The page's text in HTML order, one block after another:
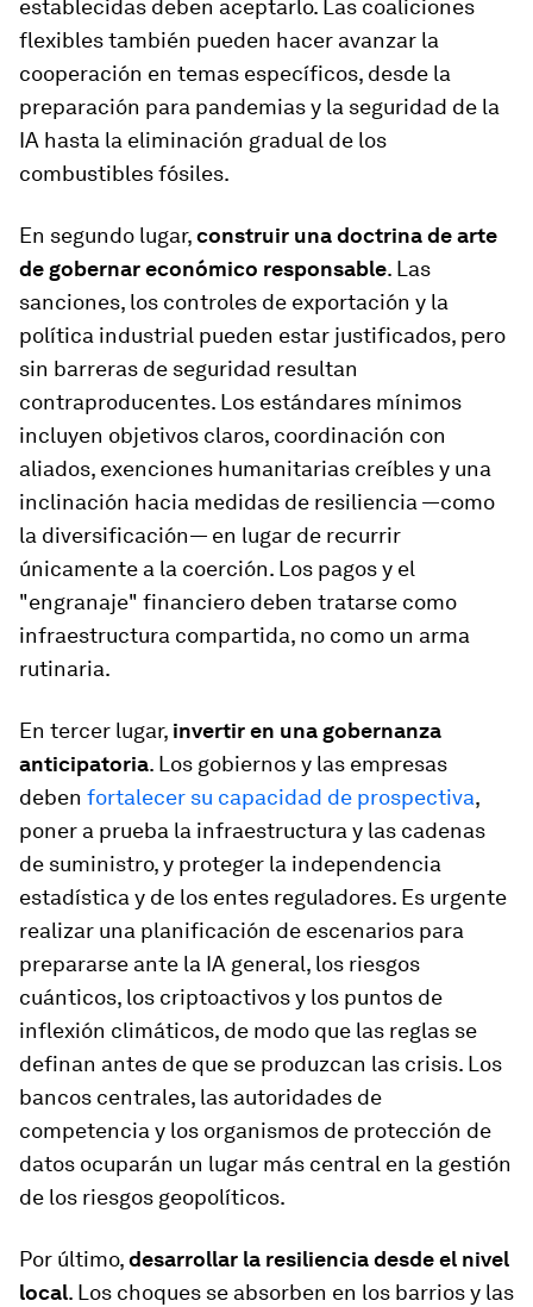
establecidas deben aceptarlo. Las coaliciones
flexibles también pueden hacer avanzar la
cooperación en temas específicos, desde la
preparación para pandemias y la seguridad de la
IA hasta la eliminación gradual de los
combustibles fósiles.
En segundo lugar,construir una doctrina de arte
de gobernar económico responsable. Las
sanciones, los controles de exportación y la
política industrial pueden estar justificados, pero
sin barreras de seguridad resultan
contraproducentes. Los estándares mínimos
incluyen objetivos claros, coordinación con
aliados, exenciones humanitarias creíbles y una
inclinación hacia medidas de resiliencia —como
la diversificación— en lugar de recurrir
únicamente a la coerción. Los pagos y el
"engranaje" financiero deben tratarse como
infraestructura compartida, no como un arma
rutinaria.
En tercer lugar, invertir en una gobernanza
anticipatoria. Los gobiernos y las empresas
deben fortalecer su capacidad de prospectiva,
poner a prueba la infraestructura y las cadenas
de suministro, y proteger la independencia
estadística y de los entes reguladores. Es urgente
realizar una planificación de escenarios para
prepararse ante la IA general, los riesgos
cuánticos, los criptoactivos y los puntos de
inflexión climáticos, de modo que las reglas se
definan antes de que se produzcan las crisis. Los
bancos centrales, las autoridades de
competencia y los organismos de protección de
datos ocuparán un lugar más central en la gestión
de los riesgos geopolíticos.
Por último,desarrollar la resiliencia desde el nivel
local. Los choques se absorben en los barrios y las